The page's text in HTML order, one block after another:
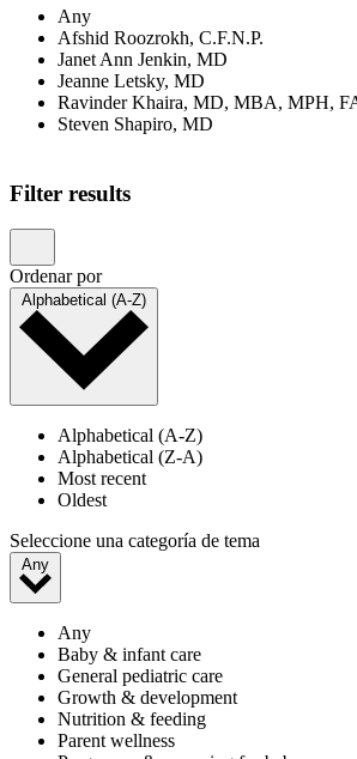
Any
Afshid Roozrokh, C.F.N.P.
Janet Ann Jenkin, MD
Jeanne Letsky, MD
Ravinder Khaira, MD, MBA, MPH,
Steven Shapiro, MD